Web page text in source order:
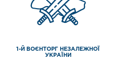
1-Й ВОЄНТОРГ НЕЗАЛЕЖНОЇ
УКРАЇНИ